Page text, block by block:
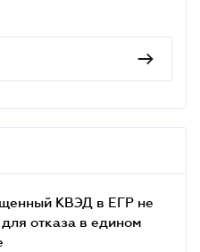
КВЭД в ЕГР не
отказа в едином